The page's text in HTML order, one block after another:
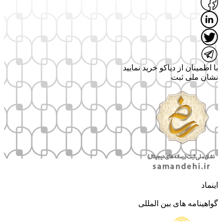
دیاکو خرید نمایید
ثبت
بین المللی